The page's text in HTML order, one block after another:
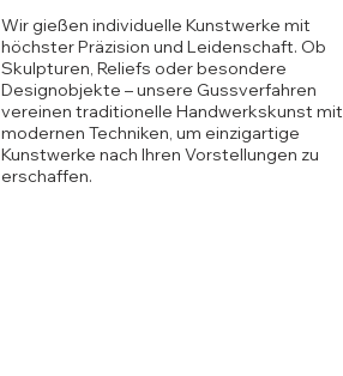
Wir gießen individuelle Kunstwerke mit
höchster Präzision und Leidenschaft. Ob
Skulpturen, Reliefs oder besondere
Designobjekte – unsere Gussverfahren
vereinen traditionelle Handwerkskunst mit
modernen Techniken, um einzigartige
Kunstwerke nach Ihren Vorstellungen zu
erschaffen.